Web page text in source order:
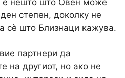
степен, доколку не
сè што Близнаци кажува.
партнери да
на другиот, но ако не